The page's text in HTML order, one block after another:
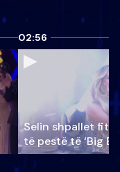
02:56
Selin shpallet
të pestë të ‘Big